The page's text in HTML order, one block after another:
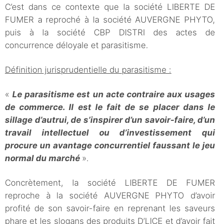
C’est dans ce contexte que la société LIBERTE DE
FUMER a reproché à la société AUVERGNE PHYTO,
puis à la société CBP DISTRI des actes de
concurrence déloyale et parasitisme.
Définition jurisprudentielle du parasitisme :
«Le parasitisme est un acte contraire aux usages
de commerce. Il est le fait de se placer dans le
sillage d’autrui, de s’inspirer d’un savoir-faire, d’un
travail intellectuel ou d’investissement qui
procure un avantage concurrentiel faussant le jeu
normal du marché ».
Concrètement, la société LIBERTE DE FUMER
reproche à la société AUVERGNE PHYTO d’avoir
profité de son savoir-faire en reprenant les saveurs
phare et les slogans des produits D’LICE et d’avoir fait